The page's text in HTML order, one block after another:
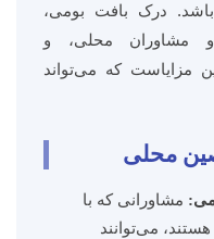
باشد. درک بافت بومی،
مشاوران محلی، و
مزایاست که می‌تواند
محلی
مشاورانی که با
می‌توانند